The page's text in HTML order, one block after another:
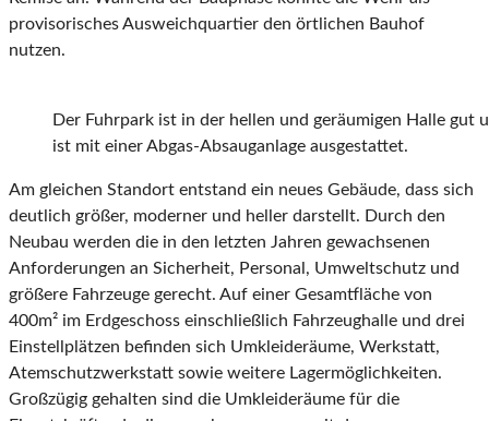
provisorisches Ausweichquartier den örtlichen Bauhof
nutzen.
Der Fuhrpark ist in der hellen und geräumigen Halle gut
ist mit einer Abgas-Absauganlage ausgestattet.
Am gleichen Standort entstand ein neues Gebäude, dass sich
deutlich größer, moderner und heller darstellt. Durch den
Neubau werden die in den letzten Jahren gewachsenen
Anforderungen an Sicherheit, Personal, Umweltschutz und
größere Fahrzeuge gerecht. Auf einer Gesamtfläche von
400m² im Erdgeschoss einschließlich Fahrzeughalle und drei
Einstellplätzen befinden sich Umkleideräume, Werkstatt,
Atemschutzwerkstatt sowie weitere Lagermöglichkeiten.
Großzügig gehalten sind die Umkleideräume für die